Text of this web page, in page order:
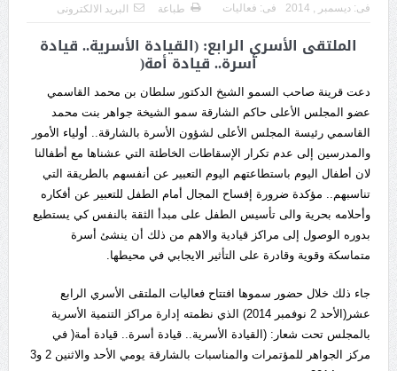
فى: ديسمبر , 2014 فى: فعاليات طباعة البريد الالكترونى
الملتقى الأسري الرابع: (القيادة الأسرية.. قيادة
أسرة.. قيادة أمة(
دعت قرينة صاحب السمو الشيخ الدكتور سلطان بن محمد القاسمي
عضو المجلس الأعلى حاكم الشارقة سمو الشيخة جواهر بنت محمد
القاسمي رئيسة المجلس الأعلى لشؤون الأسرة بالشارقة.. أولياء الأمور
والمدرسين إلى عدم تكرار الإسقاطات الخاطئة التي عشناها مع أطفالنا
لان أطفال اليوم باستطاعتهم اليوم التعبير عن أنفسهم بالطريقة التي
تناسبهم.. مؤكدة ضرورة إفساح المجال أمام الطفل للتعبير عن أفكاره
وأحلامه بحرية والى تأسيس الطفل على مبدأ الثقة بالنفس كي يستطيع
بدوره الوصول إلى مراكز قيادية والاهم من ذلك أن ينشئ أسرة
متماسكة وقوية وقادرة على التأثير الايجابي في محيطها.
جاء ذلك خلال حضور سموها افتتاح فعاليات الملتقى الأسري الرابع
عشر(الأحد 2 نوفمبر 2014) الذي نظمته إدارة مراكز التنمية الأسرية
بالمجلس تحت شعار: (القيادة الأسرية.. قيادة أسرة.. قيادة أمة( في
مركز الجواهر للمؤتمرات والمناسبات بالشارقة يومي الأحد والاثنين 2 و3